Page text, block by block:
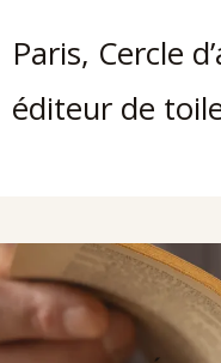
Paris, Cercle
éditeur de